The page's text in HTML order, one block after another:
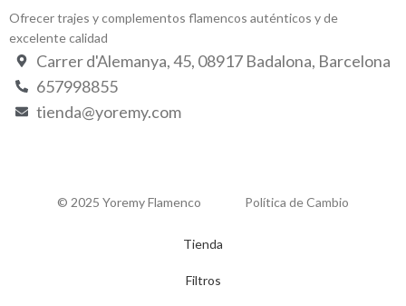
Ofrecer trajes y complementos flamencos auténticos y de
excelente calidad
Carrer d'Alemanya, 45, 08917 Badalona, Barcelona
657998855
tienda@yoremy.com
© 2025 Yoremy Flamenco Política de Cambio
Tienda
Filtros